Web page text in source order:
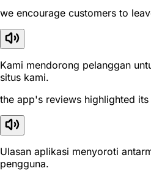
we encourage customers to
Kami mendorong pelanggan
situs kami.
the app's reviews highlighted
Ulasan aplikasi menyoroti
pengguna.